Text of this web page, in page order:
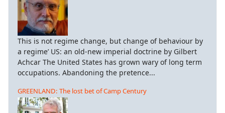
This is not regime change, but change of behaviour by
a regime’ US: an old-new imperial doctrine by Gilbert
Achcar The United States has grown wary of long term
occupations. Abandoning the pretence...
GREENLAND: The lost bet of Camp Century